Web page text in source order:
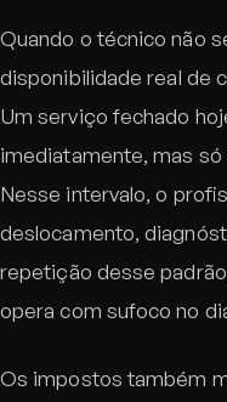
Quando o técnico não
disponibilidade real de
Um serviço fechado
imediatamente, mas só
Nesse intervalo, o
deslocamento,
repetição desse
opera com sufoco no
Os impostos também